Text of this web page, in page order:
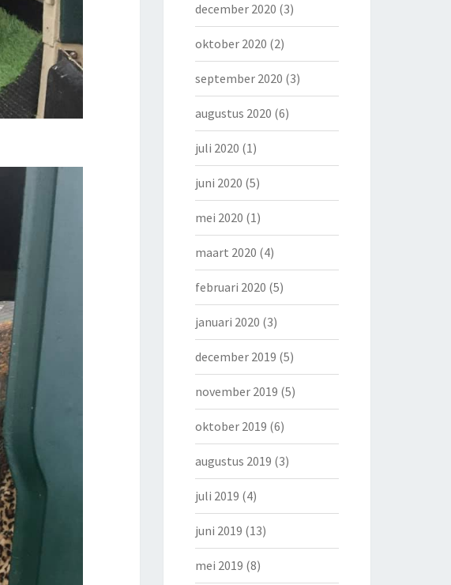
december 2020 (3)
oktober 2020 (2)
september 2020 (3)
augustus 2020 (6)
juli 2020 (1)
juni 2020 (5)
mei 2020 (1)
maart 2020 (4)
februari 2020 (5)
januari 2020 (3)
december 2019 (5)
november 2019 (5)
oktober 2019 (6)
augustus 2019 (3)
juli 2019 (4)
juni 2019 (13)
mei 2019 (8)